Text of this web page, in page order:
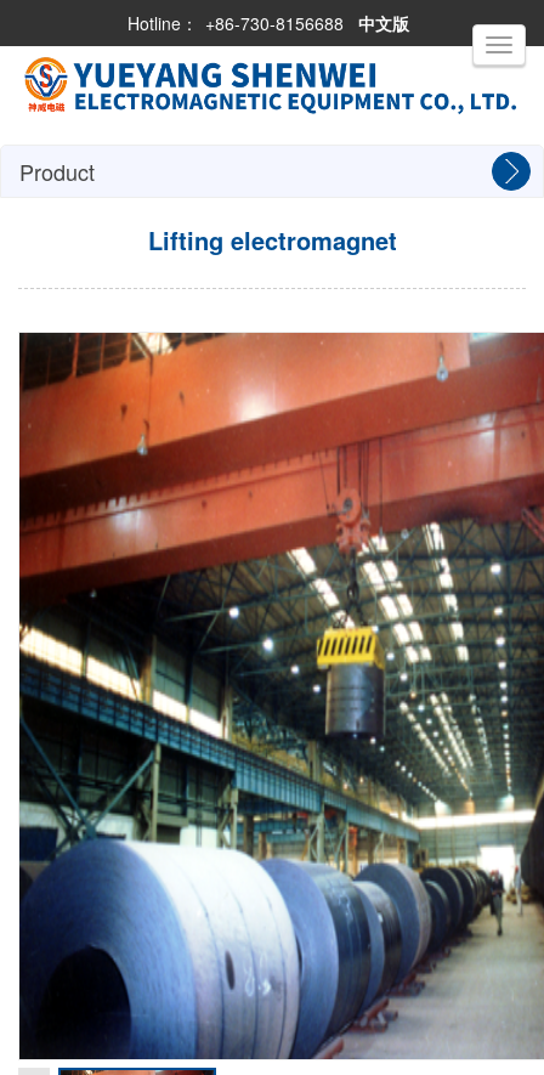
Hotline： +86-730-8156688 中文版
Product
Lifting electromagnet
Toggle